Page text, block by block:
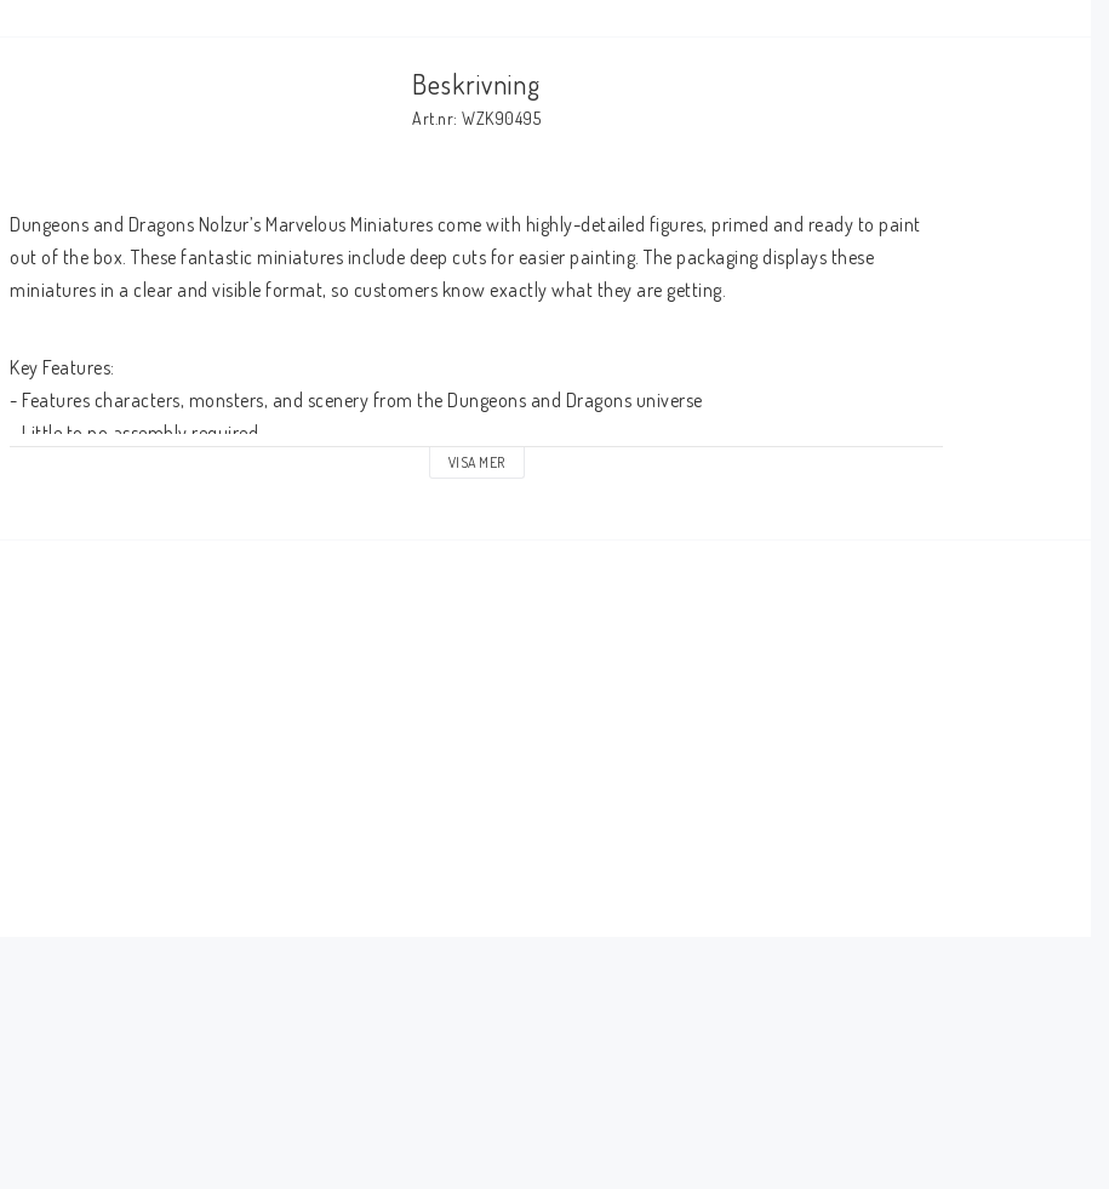
Beskrivning
Art.nr: WZK90495
Dungeons and Dragons Nolzur’s Marvelous Miniatures come with highly-detailed figures, primed and ready to paint
out of the box. These fantastic miniatures include deep cuts for easier painting. The packaging displays these
miniatures in a clear and visible format, so customers know exactly what they are getting.
Key Features:
- Features characters, monsters, and scenery from the Dungeons and Dragons universe
- Little to no assembly required
VISA MER